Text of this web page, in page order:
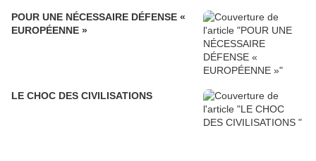
POUR UNE NÉCESSAIRE DÉFENSE «
EUROPÉENNE »
LE CHOC DES CIVILISATIONS